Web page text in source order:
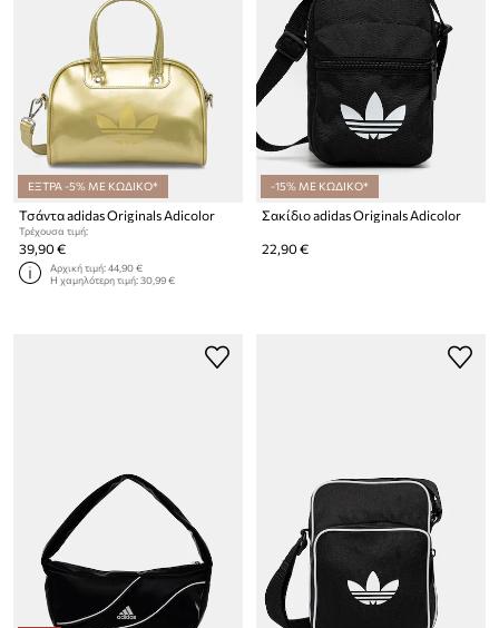
ΕΞΤΡΑ -5% ΜΕ ΚΩΔΙΚΟ*
Τσάντα adidas Originals Adicolor
Τρέχουσα τιμή:
39,90 €
Αρχική τιμή:44,90 €
Η χαμηλότερη τιμή:30,99 €
-15% ΜΕ ΚΩΔΙΚΟ*
Σακίδιο adidas Originals Adicolor
22,90 €